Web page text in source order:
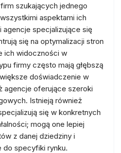
szukających jednego
aspektami ich
specjalizujące się
się na optymalizacji stron
ich widoczności w
firmy często mają głębszą
doświadczenie w
agencje oferujące szeroki
Istnieją również
się w konkretnych
mogą one lepiej
z danej dziedziny i
specyfiki rynku.